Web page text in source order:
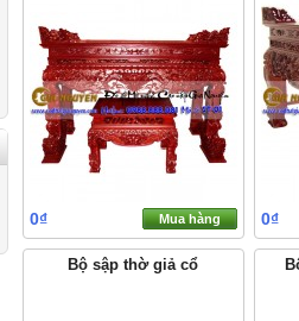
0₫ Mua hàng 0₫
Bộ sập thờ giả cổ